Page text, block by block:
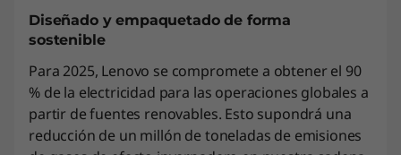
Diseñado y empaquetado de forma
sostenible
Para 2025, Lenovo se compromete a obtener el 90
% de la electricidad para las operaciones globales a
partir de fuentes renovables. Esto supondrá una
reducción de un millón de toneladas de emisiones